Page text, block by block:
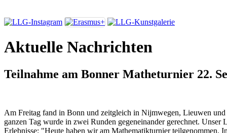
Aktuelle Nachrichten
Teilnahme am Bonner Matheturnier 22.
Am Freitag fand in Bonn und zeitgleich in Nijmwegen, Lieuwen und
ganzen Tag wurde in zwei Runden gegeneinander gerechnet. Unser
Erlebnisse: "Heute haben wir am Mathematikturnier teilgenommen.